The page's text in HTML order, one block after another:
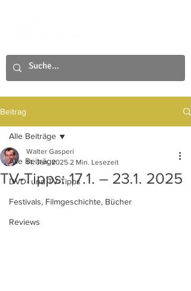
Beitrag
Alle Beiträge
DVD- und TV-Tipps
Festivals, Filmgeschichte, Bücher
Reviews
Alle Beiträge
TV-Tipps: 17.1. – 23.1. 2025
Walter Gasperi
14. Jan. 2025 2 Min. Lesezeit